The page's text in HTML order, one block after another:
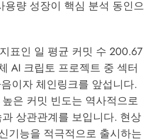
용량 성장이 핵심 분석 동인으
표인 일 평균 커밋 수 200.67
AI 크립토 프로젝트 중 섹터
이자 체인링크를 앞섭니다.
은 커밋 빈도는 역사적으로
상관관계를 보입니다. 현상
기능을 적극적으로 출시하는